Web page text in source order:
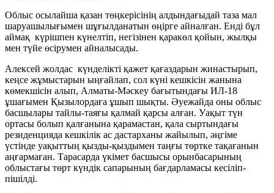
Облыс осылайша қазан төңкерісінің алдындағыдай таза мал
шаруашылығымен шұғылданатын өңірге айналған. Енді бұл
аймақ күрішпен күнелтіп, негізінен қаракөл қойын, жылқы
мен түйе өсірумен айналысады.
Алексей жолдас күнделікті қажет қағаздарын жинастырып,
кеңсе жұмыстарын ыңғайлап, сол күні кешкісін жанына
көмекшісін алып, Алматы-Мәскеу бағытындағы ИЛ-18
ұшағымен Қызылордаға ұшып шықты. Әуежайда оны облыс
басшылары тайлы-таяғы қалмай қарсы алған. Уақыт түн
ортасы болып қалғанына қарамастан, қала сыртындағы
резиденцияда кешкілік ас дастарханы жайылып, әңгіме
үстінде уақыттың қызды-қыздымен таңғы төртке тақағанын
аңғармаған. Тарасарда үкімет басшысы орынбасарының
облыстағы төрт күндік сапарының бағдарламасы кесіліп-
пішілді.